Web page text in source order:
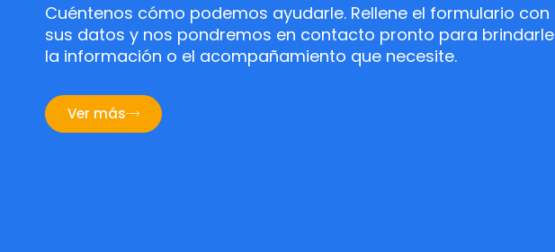
Cuéntenos cómo podemos ayudarle. Rellene el formulario con
sus datos y nos pondremos en contacto pronto para brindarle
la información o el acompañamiento que necesite.
Ver más